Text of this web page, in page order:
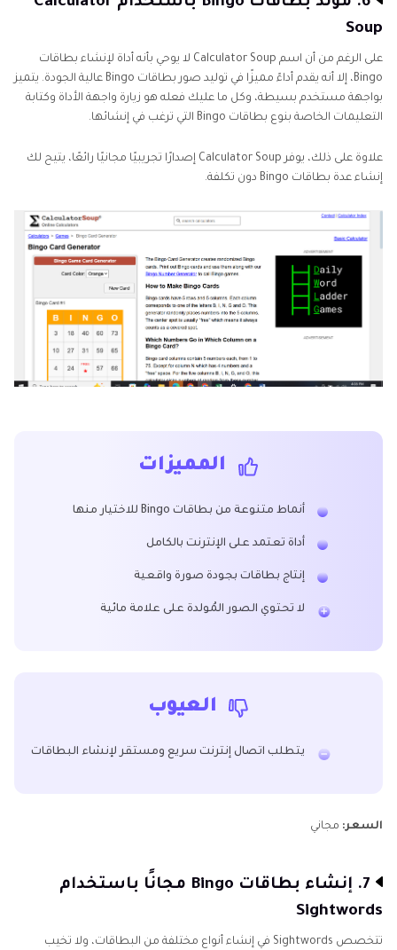
Soup
على الرغم من أن اسم Calculator Soup لا يوحي بأنه أداة لإنشاء بطاقات
Bingo، إلا أنه يقدم أداءً مميزًا في توليد صور بطاقات Bingo عالية الجودة. يتميز
بواجهة مستخدم بسيطة، وكل ما عليك فعله هو زيارة واجهة الأداة وكتابة
التعليمات الخاصة بنوع بطاقات Bingo التي ترغب في إنشائها.
علاوة على ذلك، يوفر Calculator Soup إصدارًا تجريبيًا مجانيًا رائعًا، يتيح لك
إنشاء عدة بطاقات Bingo دون تكلفة.
المميزات
أنماط متنوعة من بطاقات Bingo للاختيار منها
أداة تعتمد على الإنترنت بالكامل
إنتاج بطاقات بجودة صورة واقعية
لا تحتوي الصور المُولدة على علامة مائية
العيوب
يتطلب اتصال إنترنت سريع ومستقر لإنشاء البطاقات
السعر: مجاني
7. إنشاء بطاقات Bingo مجانًا باستخدام
Sightwords
تتخصص Sightwords في إنشاء أنواع مختلفة من البطاقات، ولا تخيب